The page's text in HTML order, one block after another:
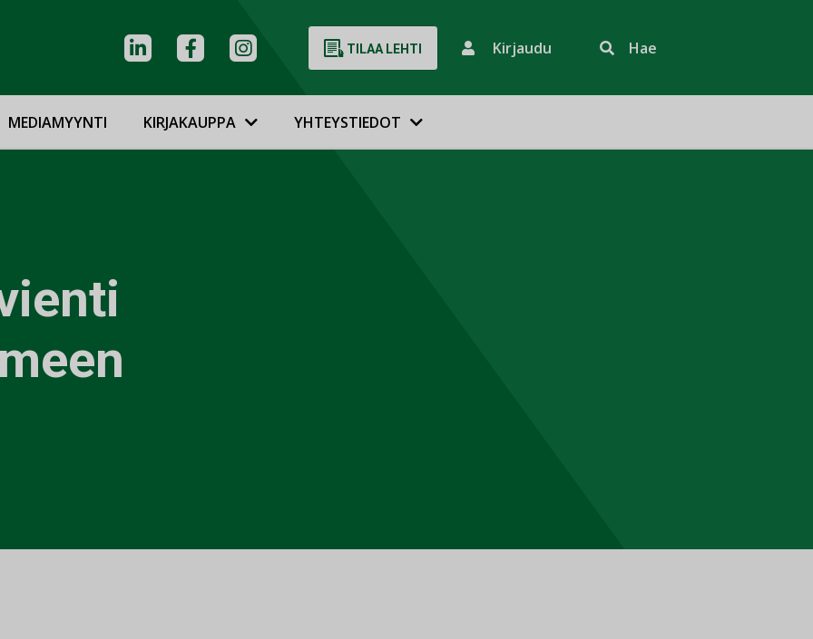
TILAA LEHTI Kirjaudu Hae
MEDIAMYYNTI KIRJAKAUPPA YHTEYSTIEDOT